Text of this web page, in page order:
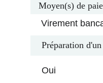
Moyen(s) de
Préparation
Virement
Oui